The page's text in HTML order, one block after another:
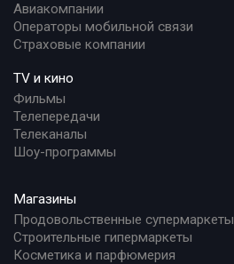
Авиакомпании
Операторы мобильной связи
Страховые компании
TV и кино
Фильмы
Телепередачи
Телеканалы
Шоу-программы
Магазины
Продовольственные супермаркеты
Строительные гипермаркеты
Косметика и парфюмерия